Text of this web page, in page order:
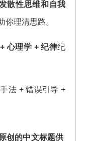
散性思维和自我
你理清思路。
心理学 + 纪律纪
法 + 错误引导 +